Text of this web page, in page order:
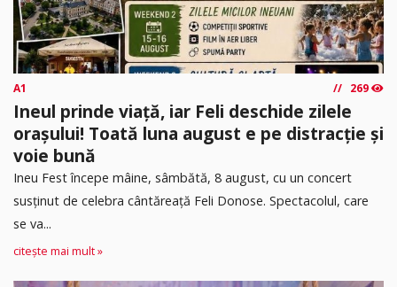
A1 269
Ineul prinde viață, iar Feli deschide zilele
orașului! Toată luna august e pe distracție și
voie bună
Ineu Fest începe mâine, sâmbătă, 8 august, cu un concert
susținut de celebra cântăreață Feli Donose. Spectacolul, care
se va...
citește mai mult »